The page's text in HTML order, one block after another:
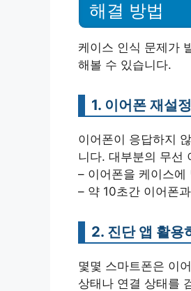
해결 방법
케이스 인식 문제가
해볼 수 있습니다.
1. 이어폰 재설
이어폰이 응답하지
니다. 대부분의 무선
– 이어폰을 케이스에
– 약 10초간 이어폰
2. 진단 앱 활용
몇몇 스마트폰은 이
상태나 연결 상태를